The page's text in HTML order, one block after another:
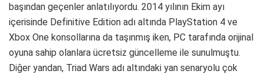
başından geçenler anlatılıyordu. 2014 yılının Ekim ayı
içerisinde Definitive Edition adı altında PlayStation 4 ve
Xbox One konsollarına da taşınmış iken, PC tarafında orijinal
oyuna sahip olanlara ücretsiz güncelleme ile sunulmuştu.
Diğer yandan, Triad Wars adı altındaki yan senaryolu çok